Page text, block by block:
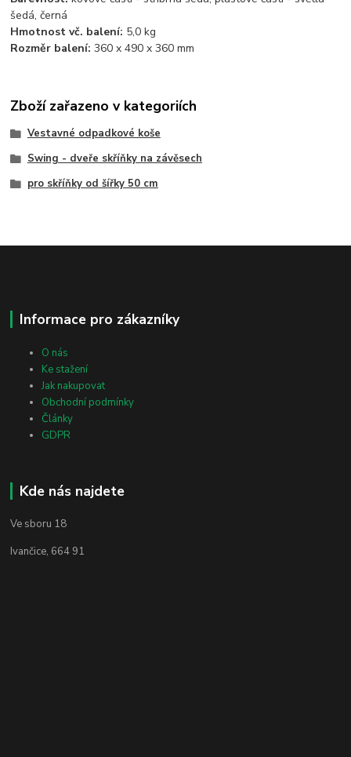
šedá, černá
Hmotnost vč. balení: 5,0 kg
Rozměr balení: 360 x 490 x 360 mm
Zboží zařazeno v kategoriích
Vestavné odpadkové koše
Swing - dveře skříňky na závěsech
pro skříňky od šířky 50 cm
Informace pro zákazníky
O nás
Ke stažení
Jak nakupovat
Obchodní podmínky
Články
GDPR
Kde nás najdete
Ve sboru 18
Ivančice, 664 91